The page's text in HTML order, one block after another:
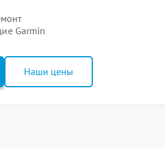
Garmin
Наши цены